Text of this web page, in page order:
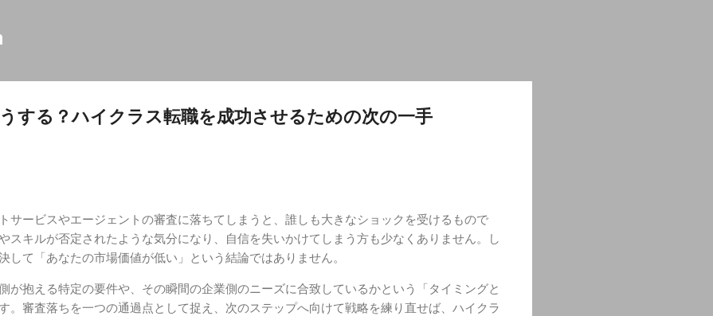
する？ハイクラス転職を成功させるための次の一手
サービスやエージェントの審査に落ちてしまうと、誰しも大きなショックを受けるもので
スキルが否定されたような気分になり、自信を失いかけてしまう方も少なくありません。し
して「あなたの市場価値が低い」という結論ではありません。
が抱える特定の要件や、その瞬間の企業側のニーズに合致しているかという「タイミングと
。審査落ちを一つの通過点として捉え、次のステップへ向けて戦略を練り直せば、ハイクラ